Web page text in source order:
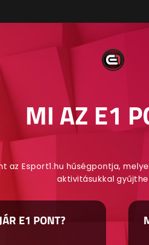
MI AZ E1
az Esport1.hu hűségpontja,
aktivitásukkal
E1 PONT?